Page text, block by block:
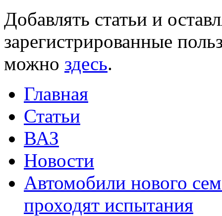
Добавлять статьи и
зарегистрированные
можно здесь.
Главная
Статьи
ВАЗ
Новости
Автомобили нового
проходят испытания